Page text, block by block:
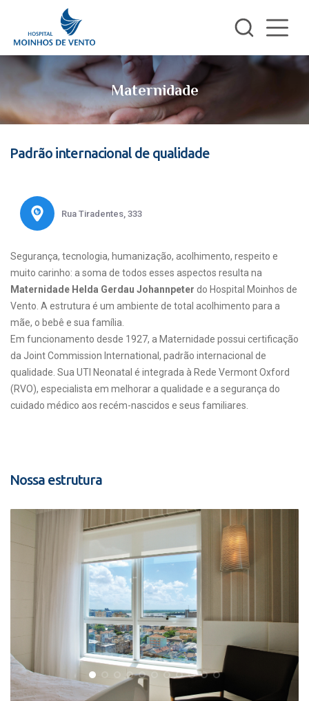
Maternidade
Padrão internacional de qualidade
Rua Tiradentes, 333
Segurança, tecnologia, humanização, acolhimento, respeito e
muito carinho: a soma de todos esses aspectos resulta na
Maternidade Helda Gerdau Johannpeter do Hospital Moinhos de
Vento. A estrutura é um ambiente de total acolhimento para a
mãe, o bebê e sua família.
Em funcionamento desde 1927, a Maternidade possui certificação
da Joint Commission International, padrão internacional de
qualidade. Sua UTI Neonatal é integrada à Rede Vermont Oxford
(RVO), especialista em melhorar a qualidade e a segurança do
cuidado médico aos recém-nascidos e seus familiares.
Nossa estrutura